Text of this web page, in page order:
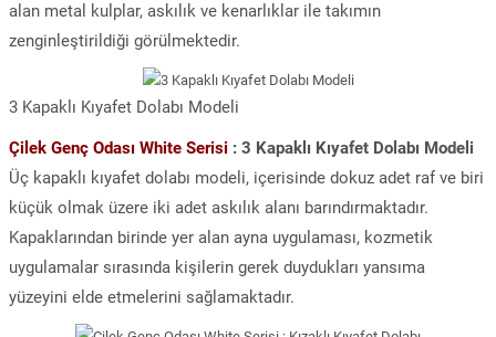
alan metal kulplar, askılık ve kenarlıklar ile takımın
zenginleştirildiği görülmektedir.
3 Kapaklı Kıyafet Dolabı Modeli
Çilek Genç Odası White Serisi : 3 Kapaklı Kıyafet Dolabı Modeli
Üç kapaklı kıyafet dolabı modeli, içerisinde dokuz adet raf ve biri
küçük olmak üzere iki adet askılık alanı barındırmaktadır.
Kapaklarından birinde yer alan ayna uygulaması, kozmetik
uygulamalar sırasında kişilerin gerek duydukları yansıma
yüzeyini elde etmelerini sağlamaktadır.